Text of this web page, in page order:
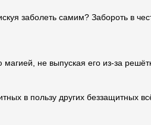
заболеть самим? Забороть в
не выпуская его из-за
в пользу других беззащитных